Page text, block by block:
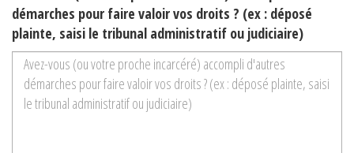
démarches pour faire valoir vos droits ? (ex : déposé
plainte, saisi le tribunal administratif ou judiciaire)